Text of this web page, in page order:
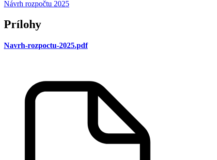
Návrh rozpočtu 2025
Prílohy
Navrh-rozpoctu-2025.pdf